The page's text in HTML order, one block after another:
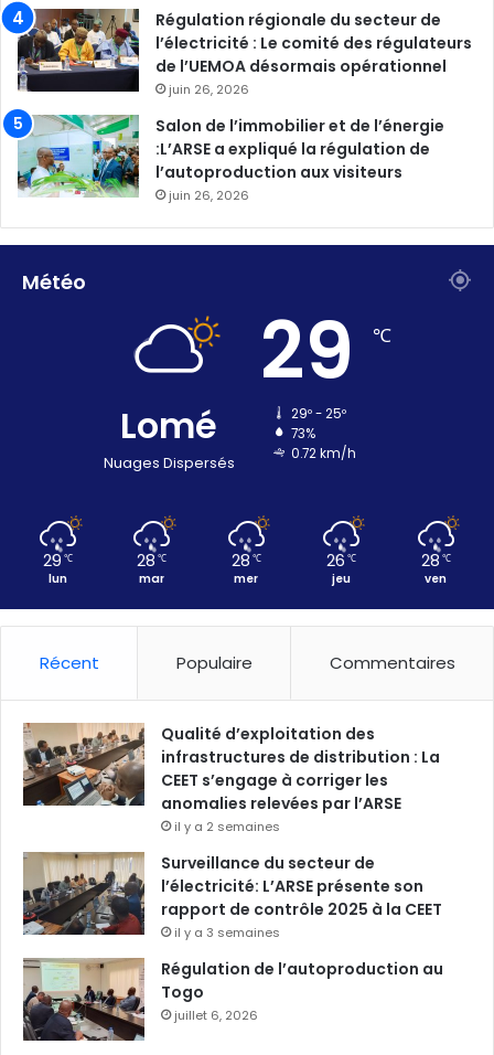
Régulation régionale du secteur de
l’électricité : Le comité des régulateurs
de l’UEMOA désormais opérationnel
juin 26, 2026
Salon de l’immobilier et de l’énergie
:L’ARSE a expliqué la régulation de
l’autoproduction aux visiteurs
juin 26, 2026
Météo
Lomé
Nuages Dispersés
29 ℃
29º - 25º
73%
0.72 km/h
29 ℃
lun
28 ℃
mar
28 ℃
mer
26 ℃
jeu
28 ℃
ven
Récent Populaire Commentaires
Qualité d’exploitation des
infrastructures de distribution : La
CEET s’engage à corriger les
anomalies relevées par l’ARSE
il y a 2 semaines
Surveillance du secteur de
l’électricité: L’ARSE présente son
rapport de contrôle 2025 à la CEET
il y a 3 semaines
Régulation de l’autoproduction au
Togo
juillet 6, 2026